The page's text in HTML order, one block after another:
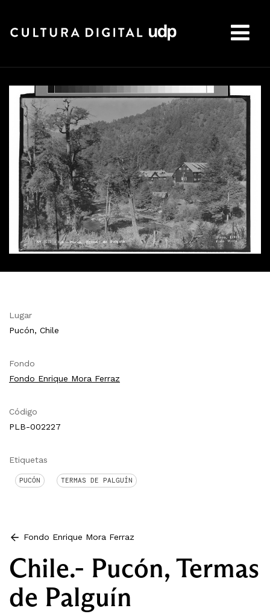
Lugar
Pucón, Chile
Fondo
Fondo Enrique Mora Ferraz
Código
PLB-002227
Etiquetas
PUCÓN TERMAS DE PALGUÍN
Fondo Enrique Mora Ferraz
Chile.- Pucón, Termas
de Palguín